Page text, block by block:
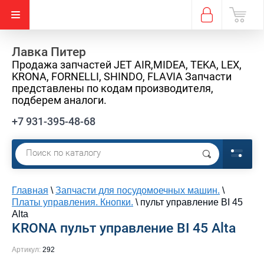
Лавка Питер
Продажа запчастей JET AIR,MIDEA, TEKA, LEX,
KRONA, FORNELLI, SHINDO, FLAVIA Запчасти
представлены по кодам производителя,
подберем аналоги.
+7 931-395-48-68
Главная \ Запчасти для посудомоечных машин. \
Платы управления. Кнопки. \ пульт управление BI 45
Alta
KRONA пульт управление BI 45 Alta
Артикул: 292